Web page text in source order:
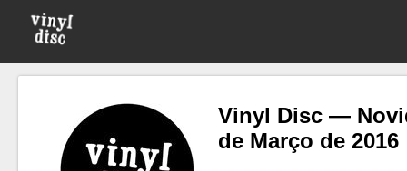
Vinyl Disc —
de Março de 2016